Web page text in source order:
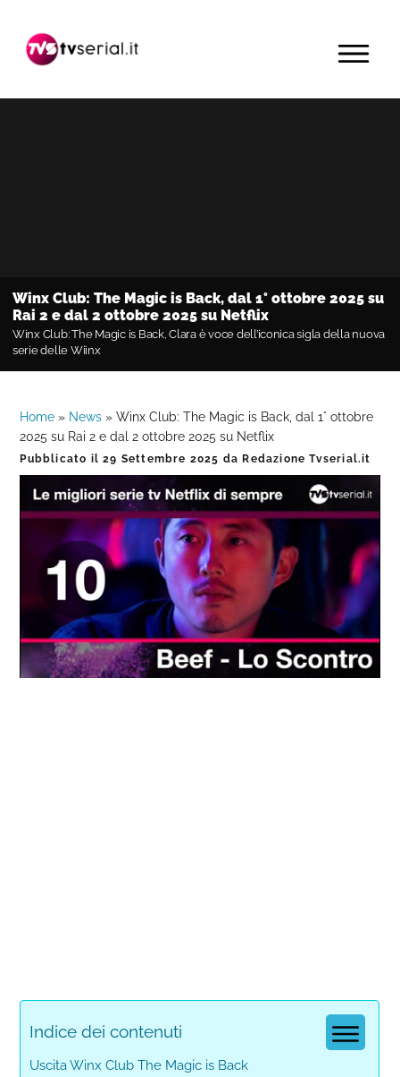
navigazione
contenuto
barra
primaria
MENU
Winx Club: The Magic is Back, dal 1° ottobre 2025 su
Rai 2 e dal 2 ottobre 2025 su Netflix
Winx Club: The Magic is Back, Clara è voce dell’iconica sigla della nuova
serie delle Wiinx
Home » News »Winx Club: The Magic is Back, dal 1° ottobre
2025 su Rai 2 e dal 2 ottobre 2025 su Netflix
Pubblicato il29 Settembre 2025 da Redazione Tvserial.it
Unmute
Loaded:
0%
Progress:
0%
Indice dei contenuti
Uscita Winx Club The Magic is Back